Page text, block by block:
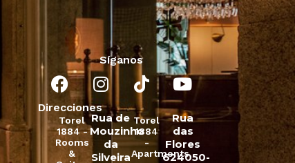
Síganos
Direcciones
Torel
1884 -
Rooms
&
Rua de
Mouzinho
da
Silveira
Torel
1884
-
Apartments
Rua
das
Flores
624050-